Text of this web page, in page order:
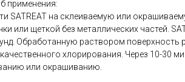
применения:
SATREAT на склеиваемую или
или щеткой без металлических частей.
Обработанную раствором поверхность
хлорирования. Через 10-30
или окрашиванию.